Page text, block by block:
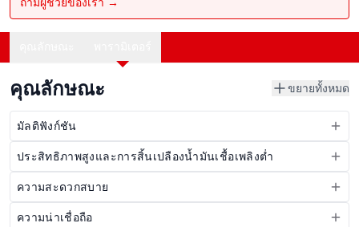
คุณลักษณะ ขยายทั้งหมด
มัลติฟังก์ชัน
ประสิทธิภาพสูงและการสิ้นเปลืองน้ำมันเชื้อเพลิงต่ำ
ความสะดวกสบาย
ความน่าเชื่อถือ